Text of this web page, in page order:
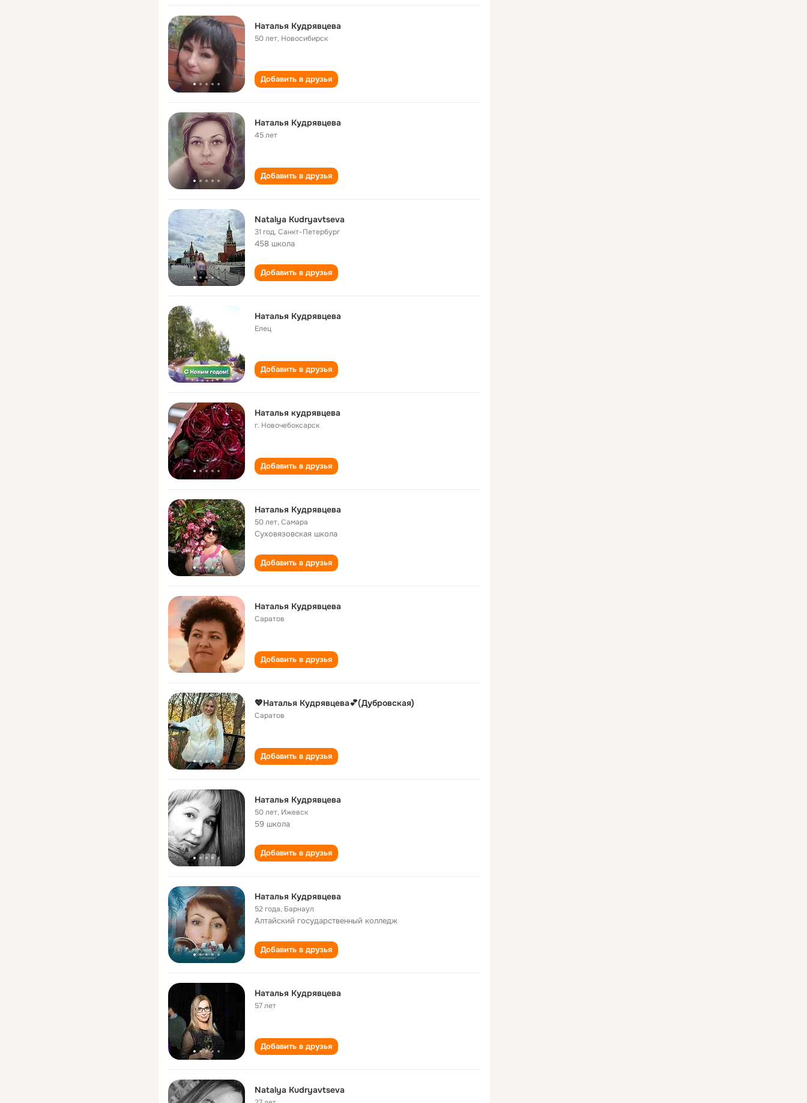
Наталья Кудрявцева
50 лет, Новосибирск
Добавить в друзья
Наталья Кудрявцева
45 лет
Добавить в друзья
Natalya Kudryavtseva
31 год,Санкт-Петербург
458 школа
Добавить в друзья
Наталья Кудрявцева
Елец
Добавить в друзья
Наталья кудрявцева
г. Новочебоксарск
Добавить в друзья
Наталья Кудрявцева
50 лет,Самара
Суховязовская школа
Добавить в друзья
Наталья Кудрявцева
Саратов
Добавить в друзья
💖Наталья Кудрявцева💕(Дубровская)
Саратов
Добавить в друзья
Наталья Кудрявцева
50 лет, Ижевск
59 школа
Добавить в друзья
Наталья Kудрявцева
52 года, Барнаул
Алтайский государственный колледж
Добавить в друзья
Наталья Кудрявцева
57 лет
Добавить в друзья
Natalya Kudryavtseva